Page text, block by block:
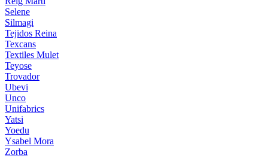
Selene
Silmagi
Tejidos Reina
Texcans
Textiles Mulet
Teyose
Trovador
Ubevi
Unco
Unifabrics
Yatsi
Yoedu
Ysabel Mora
Zorba